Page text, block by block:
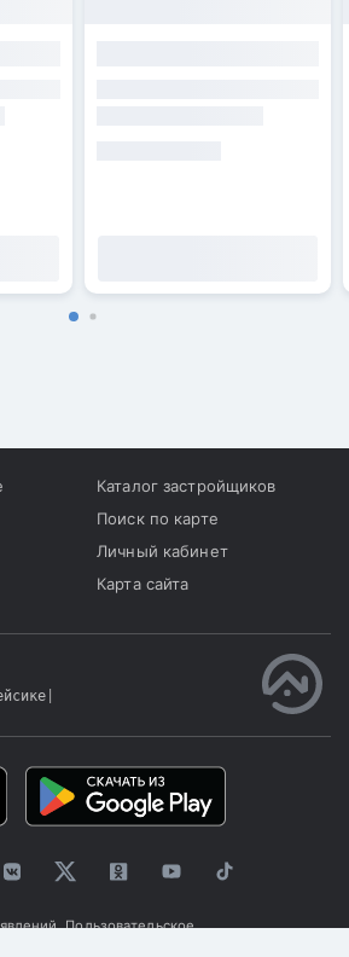
Каталог застройщиков
Поиск по карте
Личный кабинет
Карта сайта
Пользовательское